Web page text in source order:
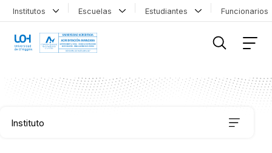
Institutos Escuelas Estudiantes
Instituto